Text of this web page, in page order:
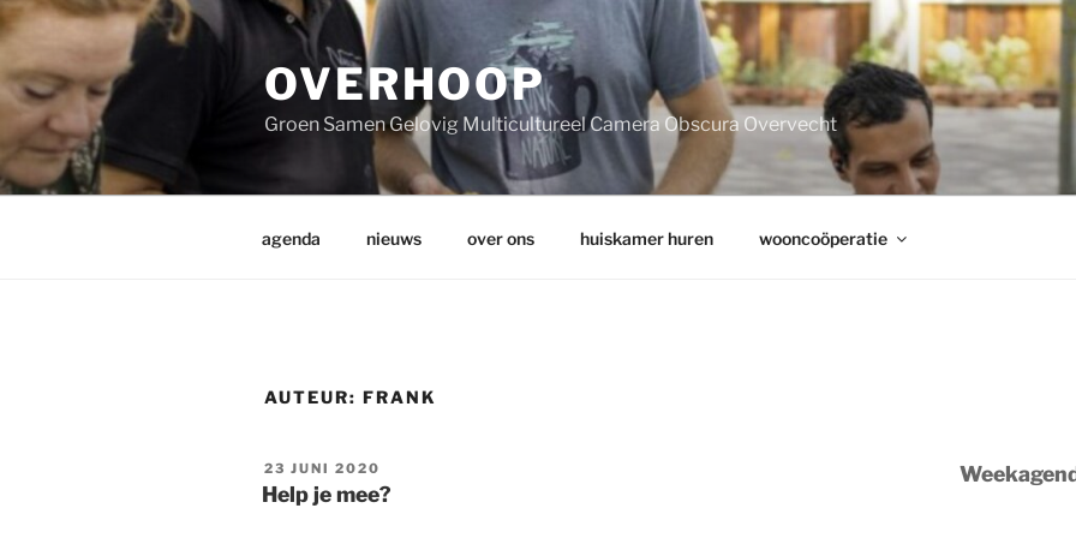
Ga
naar
de
inhoud
OVERHOOP
Groen Samen Gelovig Multicultureel Camera Obscura Overvecht
agenda nieuws over ons huiskamer huren wooncoöperatie
AUTEUR: FRANK
GEPLAATST
OP
23 JUNI 2020
Help je mee?